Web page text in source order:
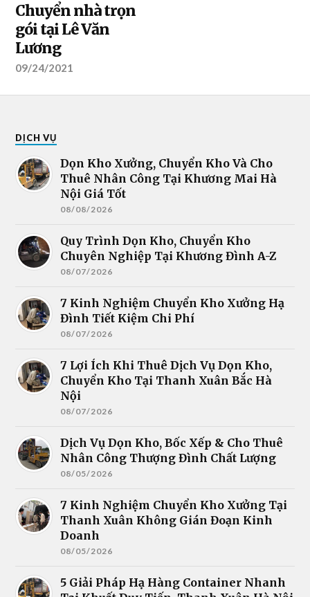
Chuyển nhà trọn
gói tại Lê Văn
Lương
09/24/2021
DỊCH VỤ
Dọn Kho Xưởng, Chuyển Kho Và Cho
Thuê Nhân Công Tại Khương Mai Hà
Nội Giá Tốt
08/08/2026
Quy Trình Dọn Kho, Chuyển Kho
Chuyên Nghiệp Tại Khương Đình A-Z
08/07/2026
7 Kinh Nghiệm Chuyển Kho Xưởng Hạ
Đình Tiết Kiệm Chi Phí
08/07/2026
7 Lợi Ích Khi Thuê Dịch Vụ Dọn Kho,
Chuyển Kho Tại Thanh Xuân Bắc Hà
Nội
08/07/2026
Dịch Vụ Dọn Kho, Bốc Xếp & Cho Thuê
Nhân Công Thượng Đình Chất Lượng
08/05/2026
7 Kinh Nghiệm Chuyển Kho Xưởng Tại
Thanh Xuân Không Gián Đoạn Kinh
Doanh
08/05/2026
5 Giải Pháp Hạ Hàng Container Nhanh